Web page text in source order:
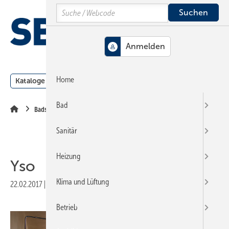
Hauptinhalt
Hauptmenü
SiteSearch
Kataloge Meldungen
Badserien
Yso
22.02.2017 Veröffentlicht inAusgabe 05-2017
Search
Home
Bad
Sanitär
Heizung
Klima und Lüftung
Betrieb